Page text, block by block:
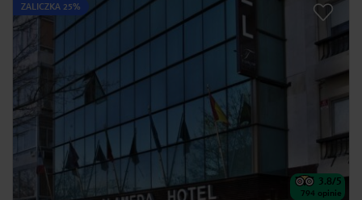
ZALICZKA 25%
3.8/5
794 opinie